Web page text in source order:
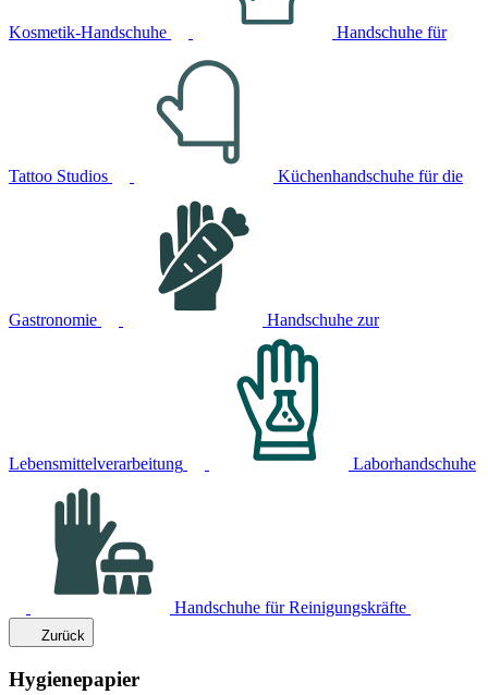
Kosmetik-Handschuhe Handschuhe für
Tattoo Studios Küchenhandschuhe für die
Gastronomie Handschuhe zur
Lebensmittelverarbeitung Laborhandschuhe
Handschuhe für Reinigungskräfte
Zurück
Hygienepapier